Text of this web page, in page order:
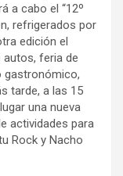
a cabo el “12º
refrigerados por
edición el
autos, feria de
gastronómico,
tarde, a las 15
una nueva
actividades para
Rock y Nacho